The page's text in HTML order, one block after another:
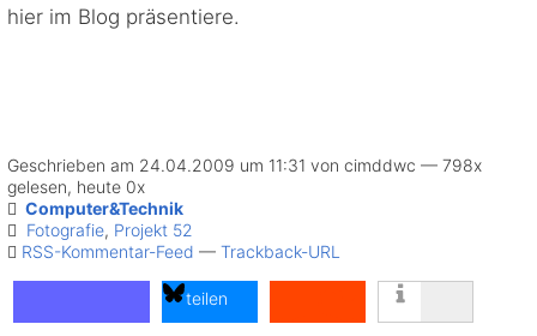
hier im Blog präsentiere.
Geschrieben am 24.04.2009 um 11:31 von cimddwc — 798x
gelesen, heute 0x
Computer&Technik
Fotografie, Projekt 52
RSS-Kommentar-Feed — Trackback-URL
teilen